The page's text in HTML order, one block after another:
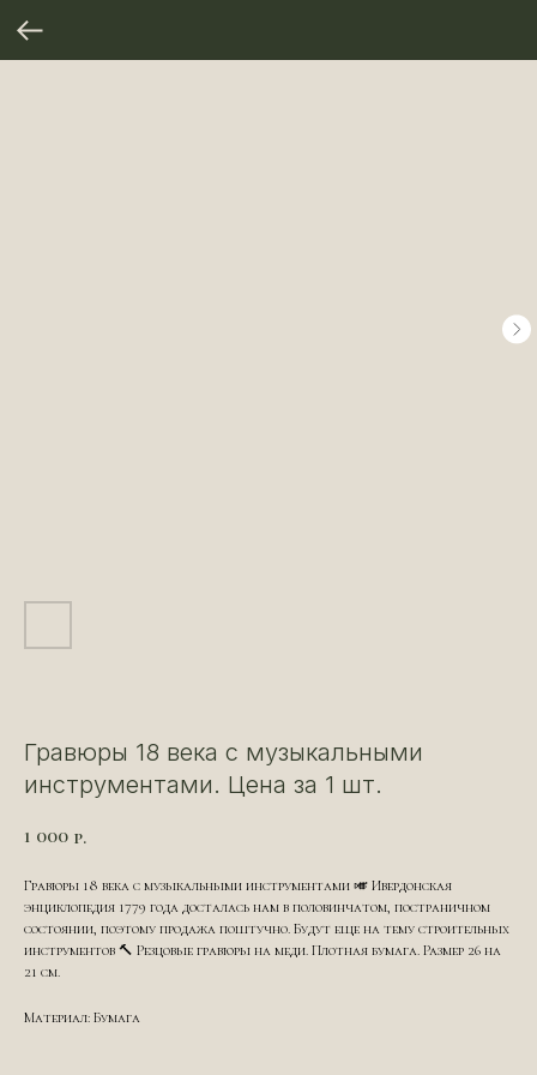
Гравюры 18 века с музыкальными
инструментами. Цена за 1 шт.
1 000 р.
Гравюры 18 века с музыкальными инструментами 🎺 Ивердонская
энциклопедия 1779 года досталась нам в половинчатом, постраничном
состоянии, поэтому продажа поштучно. Будут еще на тему строительных
инструментов 🔨 Резцовые гравюры на меди. Плотная бумага. Размер 26 на
21 см.
Материал: Бумага